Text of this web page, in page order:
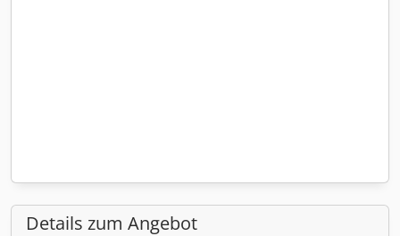
Details zum Angebot